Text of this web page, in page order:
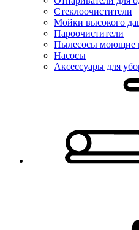
Стеклоочистители
Мойки высокого
Пароочистители
Пылесосы моющие
Насосы
Аксессуары для